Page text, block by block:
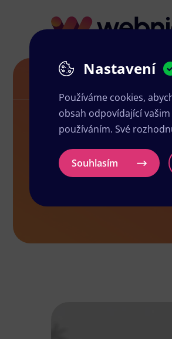
Letáky ve Dvoře
Nastavení
Používáme cookies,
obsah odpovídající
používáním. Své
Souhlasím